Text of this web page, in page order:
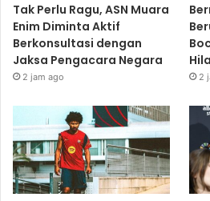
Tak Perlu Ragu, ASN Muara
Enim Diminta Aktif
Berkonsultasi dengan
Jaksa Pengacara Negara
2 jam ago 2